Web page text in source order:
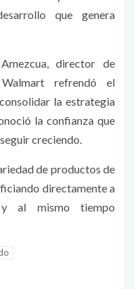
que genera
director de
refrendó el
la estrategia
la confianza que
creciendo.
de productos de
directamente a
y al mismo tiempo